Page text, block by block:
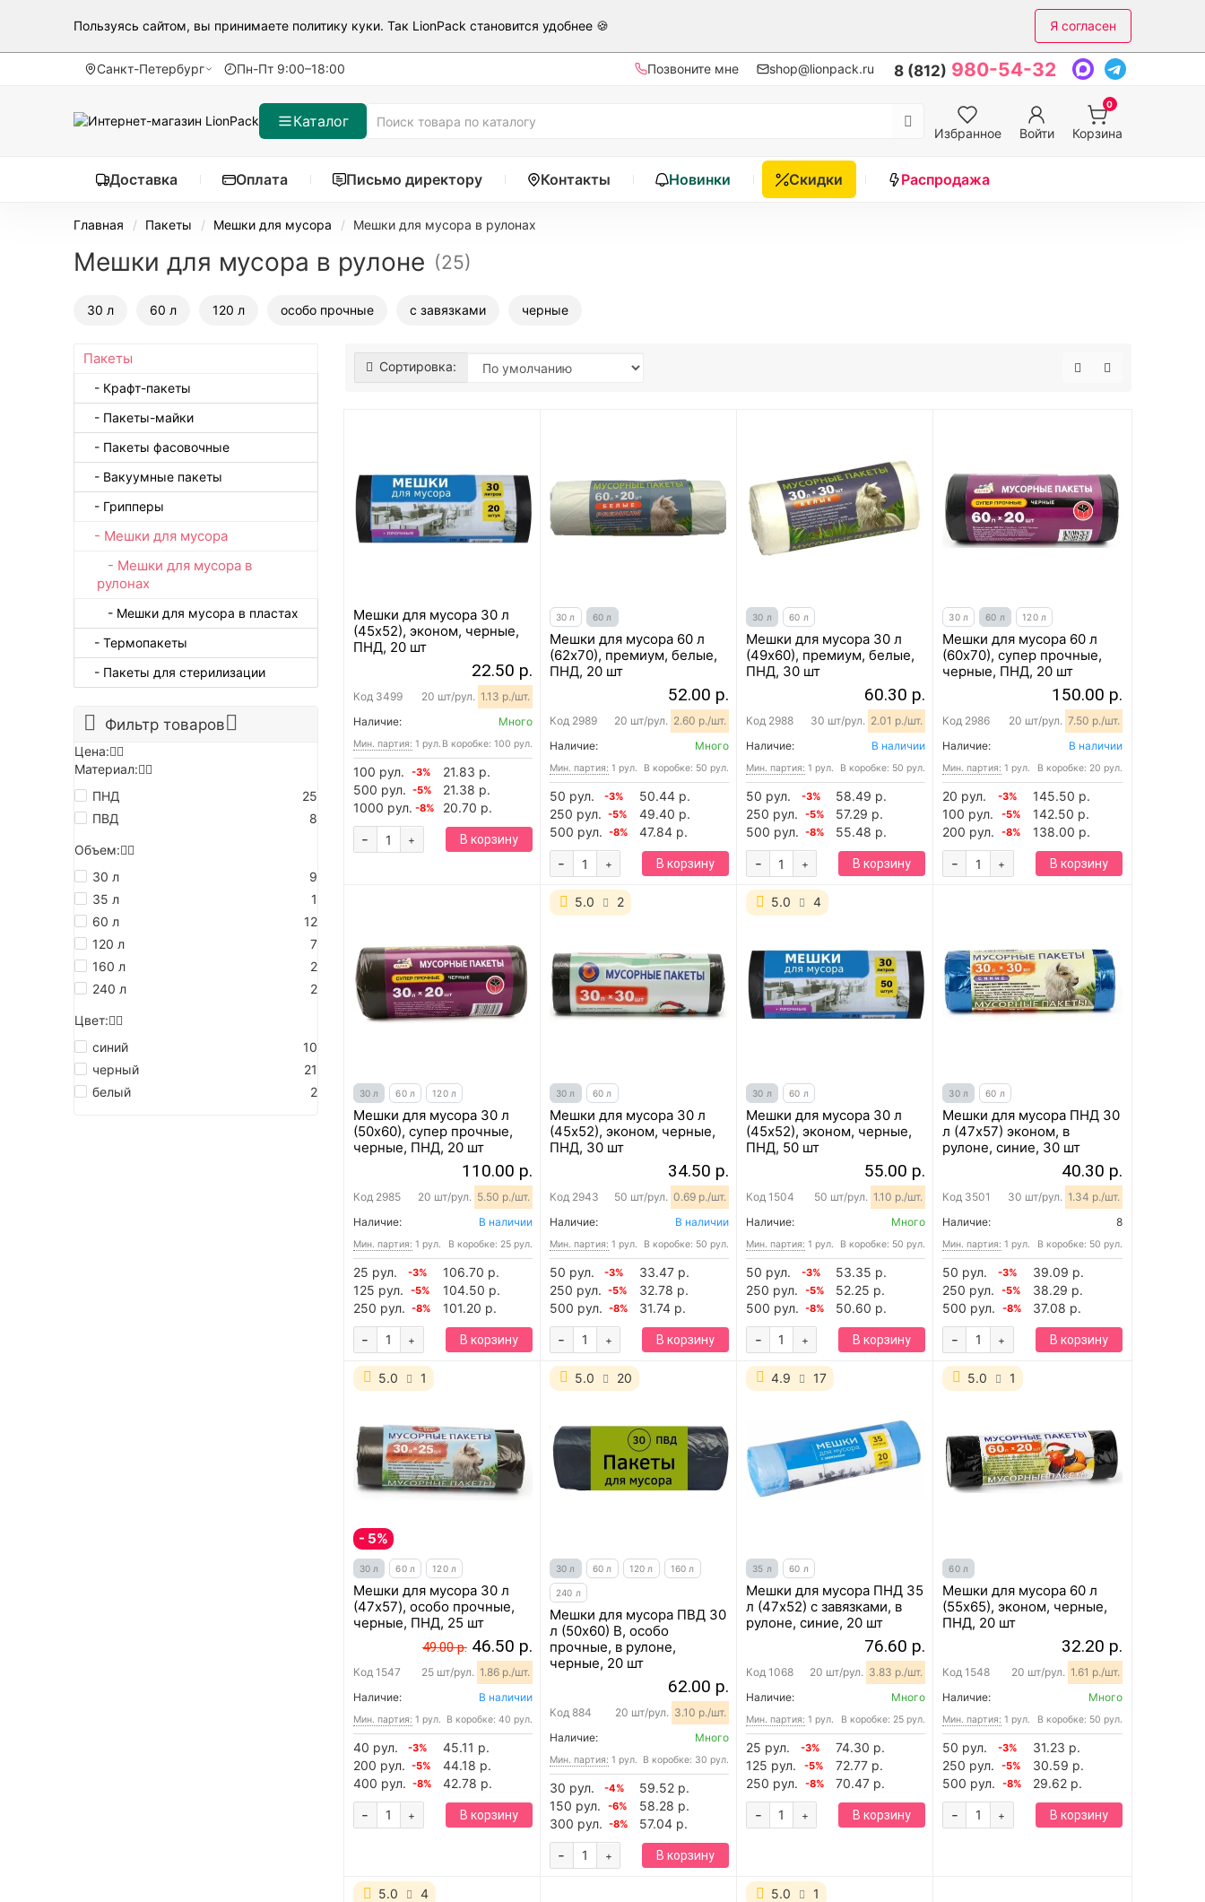
Пользуясь сайтом, вы принимаете политику куки. Так LionPack становится удобнее 🍪 Я согласен
Санкт-Петербург Пн-Пт 9:00–18:00 Позвоните мне shop@lionpack.ru 8 (812) 980-54-32
Каталог
Избранное Войти
0
Корзина
Доставка Оплата Письмо директору Контакты Новинки Скидки Распродажа
Главная Пакеты Мешки для мусора Мешки для мусора в рулонах
Мешки для мусора в рулоне (25)
30 л 60 л 120 л особо прочные с завязками черные
Пакеты
- Крафт-пакеты
- Пакеты-майки
- Пакеты фасовочные
- Вакуумные пакеты
- Грипперы
- Мешки для мусора
- Мешки для мусора в
рулонах
- Мешки для мусора в пластах
- Термопакеты
- Пакеты для стерилизации
Фильтр товаров
Цена:
Материал:
ПНД
25
ПВД
8
Объем:
30 л
9
35 л
1
60 л
12
120 л
7
160 л
2
240 л
2
Цвет:
синий
10
черный
21
белый
2
Сортировка:
Мешки для мусора 30 л
(45х52), эконом, черные,
ПНД, 20 шт
22.50 р.
Код 3499 20 шт/рул. 1.13 р./шт.
Наличие:
Много
Мин. партия: 1 рул. В коробке: 100 рул.
100 рул. -3%
21.83 р.
500 рул. -5%
21.38 р.
1000 рул. -8% 20.70 р.
+
- В корзину
30 л 60 л
Мешки для мусора 60 л
(62х70), премиум, белые,
ПНД, 20 шт
52.00 р.
Код 2989 20 шт/рул. 2.60 р./шт.
Наличие:
Много
Мин. партия: 1 рул. В коробке: 50 рул.
50 рул. -3%
50.44 р.
250 рул.
-5%
49.40 р.
500 рул. -8% 47.84 р.
+
- В корзину
30 л 60 л
Мешки для мусора 30 л
(49х60), премиум, белые,
ПНД, 30 шт
60.30 р.
Код 2988 30 шт/рул. 2.01 р./шт.
Наличие:
В наличии
Мин. партия: 1 рул. В коробке: 50 рул.
50 рул. -3%
58.49 р.
250 рул.
-5%
57.29 р.
500 рул. -8% 55.48 р.
+
- В корзину
30 л 60 л 120 л
Мешки для мусора 60 л
(60х70), супер прочные,
черные, ПНД, 20 шт
150.00 р.
Код 2986 20 шт/рул. 7.50 р./шт.
Наличие:
В наличии
Мин. партия: 1 рул. В коробке: 20 рул.
20 рул. -3%
145.50 р.
100 рул.
-5%
142.50 р.
200 рул.
-8% 138.00 р.
+
- В корзину
30 л 60 л 120 л
Мешки для мусора 30 л
(50х60), супер прочные,
черные, ПНД, 20 шт
110.00 р.
Код 2985 20 шт/рул. 5.50 р./шт.
Наличие:
В наличии
Мин. партия: 1 рул. В коробке: 25 рул.
25 рул. -3%
106.70 р.
125 рул.
-5%
104.50 р.
250 рул. -8% 101.20 р.
+
- В корзину
5.0 2
30 л 60 л
Мешки для мусора 30 л
(45х52), эконом, черные,
ПНД, 30 шт
34.50 р.
Код 2943 50 шт/рул. 0.69 р./шт.
Наличие:
В наличии
Мин. партия: 1 рул. В коробке: 50 рул.
50 рул. -3%
33.47 р.
250 рул.
-5%
32.78 р.
500 рул. -8% 31.74 р.
+
- В корзину
5.0 4
30 л 60 л
Мешки для мусора 30 л
(45х52), эконом, черные,
ПНД, 50 шт
55.00 р.
Код1504 50 шт/рул. 1.10 р./шт.
Наличие:
Много
Мин. партия: 1 рул. В коробке: 50 рул.
50 рул. -3%
53.35 р.
250 рул.
-5%
52.25 р.
500 рул. -8% 50.60 р.
+
- В корзину
30 л 60 л
Мешки для мусора ПНД 30
л (47х57) эконом, в
рулоне, синие, 30 шт
40.30 р.
Код 3501 30 шт/рул. 1.34 р./шт.
Наличие:
8
Мин. партия: 1 рул. В коробке: 50 рул.
50 рул. -3%
39.09 р.
250 рул.
-5%
38.29 р.
500 рул.
-8% 37.08 р.
+
- В корзину
5.0 1
- 5%
30 л 60 л 120 л
Мешки для мусора 30 л
(47x57), особо прочные,
черные, ПНД, 25 шт
49.00 р. 46.50 р.
Код 1547 25 шт/рул. 1.86 р./шт.
Наличие:
В наличии
Мин. партия: 1 рул. В коробке: 40 рул.
40 рул. -3%
45.11 р.
200 рул. -5%
44.18 р.
400 рул. -8% 42.78 р.
+
- В корзину
5.0 20
30 л 60 л 120 л 160 л
240 л
Мешки для мусора ПВД 30
л (50х60) B, особо
прочные, в рулоне,
черные, 20 шт
62.00 р.
Код 884 20 шт/рул. 3.10 р./шт.
Наличие:
Много
Мин. партия: 1 рул. В коробке: 30 рул.
30 рул. -4%
59.52 р.
150 рул.
-6%
58.28 р.
300 рул. -8% 57.04 р.
+
- В корзину
4.9 17
35 л 60 л
Мешки для мусора ПНД 35
л (47х52) с завязками, в
рулоне, синие, 20 шт
76.60 р.
Код1068 20 шт/рул. 3.83 р./шт.
Наличие:
Много
Мин. партия: 1 рул. В коробке: 25 рул.
25 рул. -3%
74.30 р.
125 рул.
-5%
72.77 р.
250 рул.
-8% 70.47 р.
+
- В корзину
5.0 1
60 л
Мешки для мусора 60 л
(55х65), эконом, черные,
ПНД, 20 шт
32.20 р.
Код1548 20 шт/рул. 1.61 р./шт.
Наличие:
Много
Мин. партия: 1 рул. В коробке: 50 рул.
50 рул. -3%
31.23 р.
250 рул.
-5%
30.59 р.
500 рул.
-8% 29.62 р.
+
- В корзину
5.0 4 5.0 1